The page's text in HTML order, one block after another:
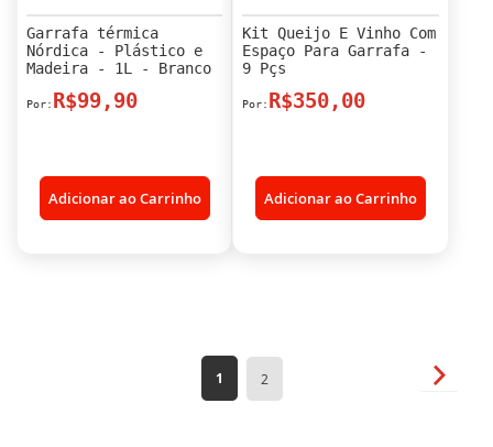
Garrafa térmica
Nórdica - Plástico e
Madeira - 1L - Branco
R$99,90
Adicionar ao Carrinho
Kit Queijo E Vinho Com
Espaço Para Garrafa -
9 Pçs
R$350,00
Adicionar ao Carrinho
Página
Você
1 Página
2